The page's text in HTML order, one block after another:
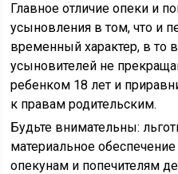
Главное отличие опеки и
усыновления в том, что и
временный характер, в то
усыновителей не
ребенком 18 лет и
к правам родительским.
Будьте внимательны:
материальное обеспечение
опекунам и попечителям